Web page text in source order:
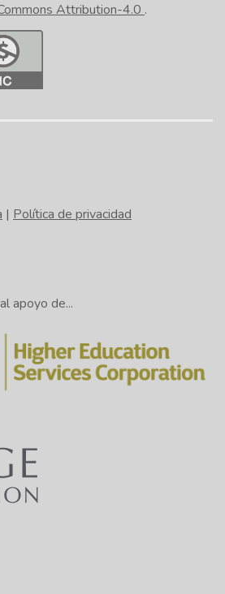
Attribution-4.0 .
| Política de privacidad
apoyo de...